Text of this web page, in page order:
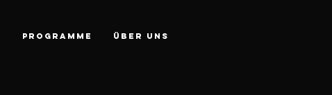
PROGRAMME Über Uns